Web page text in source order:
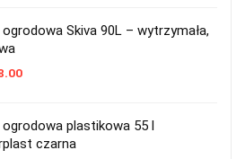
Skiva 90L – wytrzymała,
ogrodowa plastikowa 55 l
czarna